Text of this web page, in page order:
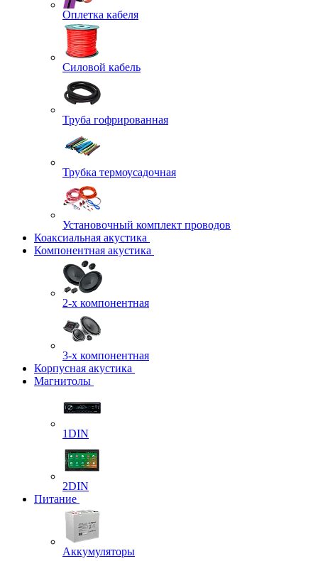
Оплетка кабеля
Силовой кабель
Труба гофрированная
Трубка термоусадочная
Установочный комплект проводов
Коаксиальная акустика
Компонентная акустика
2-х компонентная
3-х компонентная
Корпусная акустика
Магнитолы
1DIN
2DIN
Питание
Аккумуляторы